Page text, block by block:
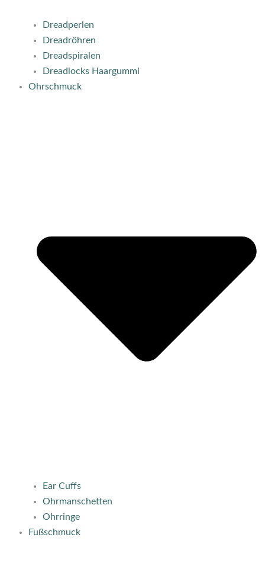
Dreadperlen
Dreadröhren
Dreadspiralen
Dreadlocks Haargummi
Ohrschmuck
Ear Cuffs
Ohrmanschetten
Ohrringe
Fußschmuck